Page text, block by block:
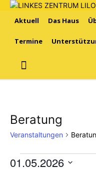
Aktuell Das Haus
Termine
Beratung
Veranstaltungen
01.05.2026